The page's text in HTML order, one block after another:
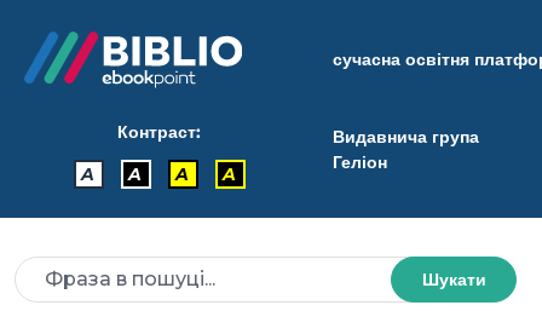
сучасна освітня
Контраст:
A
A A A
Видавнича група
Геліон
Шукати